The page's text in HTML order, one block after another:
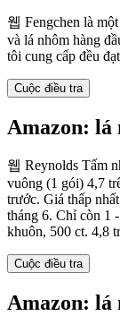
웹 Fengchen là
và lá nhôm hàng
tôi cung cấp đều
Cuộc điều tra
Amazon: lá
웹 Reynolds Tấm
vuông (1 gói) 4,7
trước. Giá thấp
tháng 6. Chỉ còn 1
khuôn, 500 ct. 4,8
Cuộc điều tra
Amazon: lá